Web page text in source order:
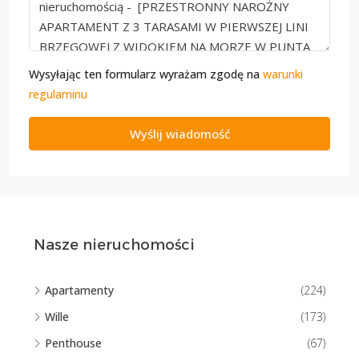
Wysyłając ten formularz wyrażam zgodę na warunki
regulaminu
Wyślij wiadomość
Nasze nieruchomości
Apartamenty
(224)
Wille
(173)
Penthouse
(67)